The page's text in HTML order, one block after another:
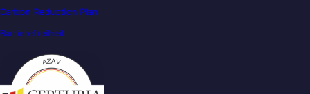
Carbon Reduction Plan
Barrierefreiheit